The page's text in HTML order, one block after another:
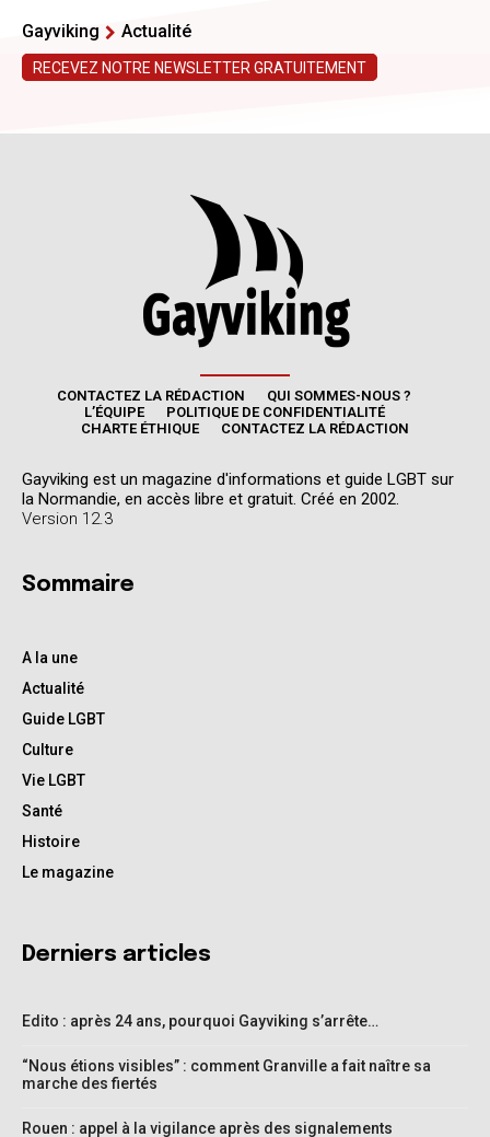
CONTACTEZ LA RÉDACTION
QUI SOMMES-NOUS ?
L’ÉQUIPE
POLITIQUE DE CONFIDENTIALITÉ
CHARTE ÉTHIQUE
CONTACTEZ LA RÉDACTION
Gayviking est un magazine d'informations et guide LGBT sur
la Normandie, en accès libre et gratuit. Créé en 2002.
Version 12.3
Sommaire
A la une
Actualité
Guide LGBT
Culture
Vie LGBT
Santé
Histoire
Le magazine
Derniers articles
Edito : après 24 ans, pourquoi Gayviking s’arrête…
“Nous étions visibles” : comment Granville a fait naître sa
marche des fiertés
Rouen : appel à la vigilance après des signalements